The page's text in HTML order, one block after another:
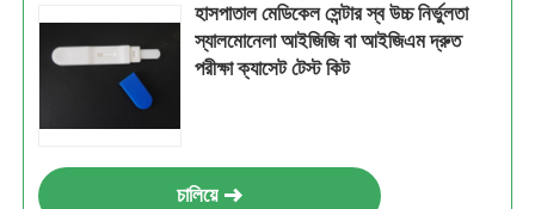
হাসপাতাল মেডিকেল সেন্টার স্ব উচ্চ নির্ভুলতা
স্যালমোনেলা আইজিজি বা আইজিএম দ্রুত
পরীক্ষা ক্যাসেট টেস্ট কিট
চালিয়ে